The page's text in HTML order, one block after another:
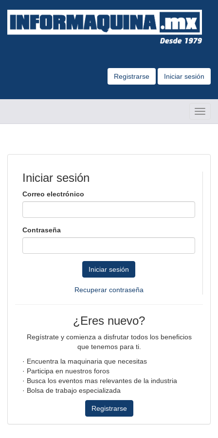
Registrarse Iniciar sesión
Iniciar sesión
Correo electrónico
Contraseña
Iniciar sesión
Recuperar contraseña
¿Eres nuevo?
Regístrate y comienza a disfrutar todos los beneficios
que tenemos para ti.
· Encuentra la maquinaria que necesitas
· Participa en nuestros foros
· Busca los eventos mas relevantes de la industria
· Bolsa de trabajo especializada
Registrarse